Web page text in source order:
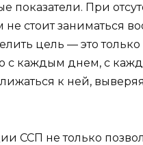
показатели. При
стоит заниматься
цель — это только
с каждым днем, с
к ней, выверяя
ССП не только